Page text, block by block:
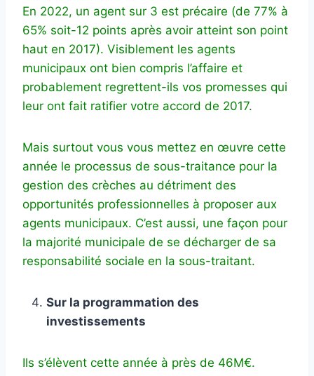
En 2022, un agent sur 3 est précaire (de 77% à
65% soit-12 points après avoir atteint son point
haut en 2017). Visiblement les agents
municipaux ont bien compris l’affaire et
probablement regrettent-ils vos promesses qui
leur ont fait ratifier votre accord de 2017.
Mais surtout vous vous mettez en œuvre cette
année le processus de sous-traitance pour la
gestion des crèches au détriment des
opportunités professionnelles à proposer aux
agents municipaux. C’est aussi, une façon pour
la majorité municipale de se décharger de sa
responsabilité sociale en la sous-traitant.
Sur la programmation des
investissements
Ils s’élèvent cette année à près de 46M€.